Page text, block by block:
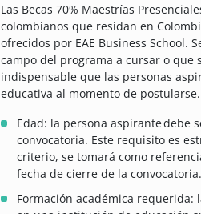
Las Becas 70% Maestrías
colombianos que residan en
ofrecidos por EAE Business School.
campo del programa a cursar o que
indispensable que las personas
educativa al momento de postularse.
Edad: la persona aspirante debe
convocatoria. Este requisito es
criterio, se tomará como
fecha de cierre de la convocatoria.
Formación académica